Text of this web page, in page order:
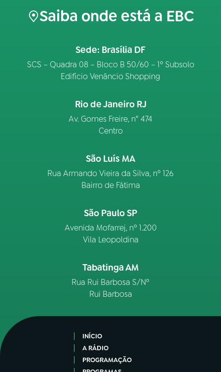
Saiba onde está a EBC
Sede: Brasília DF
SCS – Quadra 08 – Bloco B 50/60 – 1º Subsolo
Edifício Venâncio Shopping
Rio de Janeiro RJ
Av. Gomes Freire, n° 474
Centro
São Luís MA
Rua Armando Vieira da Silva, nº 126
Bairro de Fátima
São Paulo SP
Avenida Mofarrej, nº 1.200
Vila Leopoldina
Tabatinga AM
Rua Rui Barbosa S/Nº
Rui Barbosa
INÍCIO
A RÁDIO
PROGRAMAÇÃO